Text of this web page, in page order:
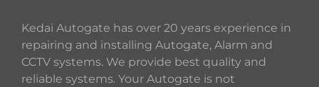
Kedai Autogate has over 20 years experience in
repairing and installing Autogate, Alarm and
CCTV systems. We provide best quality and
reliable systems. Your Autogate is not